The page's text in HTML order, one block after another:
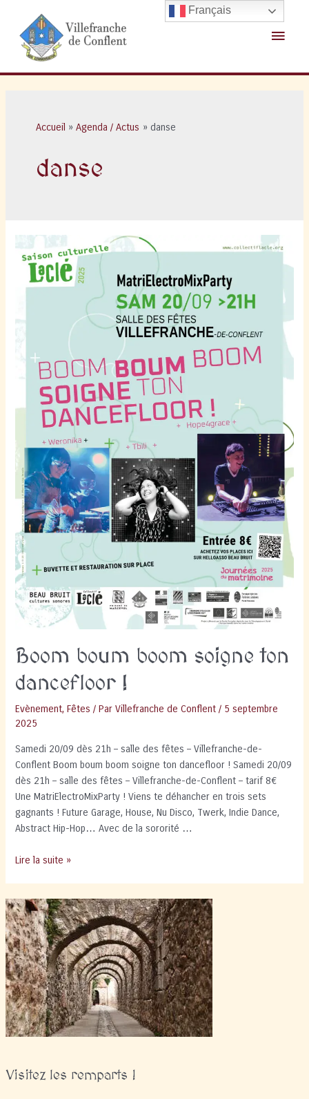
contenu
Menu
Visitez les remparts !
Accueil Agenda / Actus danse
danse
Boom boum boom soigne ton
dancefloor !
Evènement,Fêtes / ParVillefranche de Conflent / 5 septembre
2025
Samedi 20/09 dès 21h – salle des fêtes – Villefranche-de-
Conflent Boom boum boom soigne ton dancefloor ! Samedi 20/09
dès 21h – salle des fêtes – Villefranche-de-Conflent – tarif 8€
Une MatriElectroMixParty ! Viens te déhancher en trois sets
gagnants ! Future Garage, House, Nu Disco, Twerk, Indie Dance,
Abstract Hip-Hop… Avec de la sororité …
Boom
soigne
ton
dancefloor
!
Lire la suite »
Français